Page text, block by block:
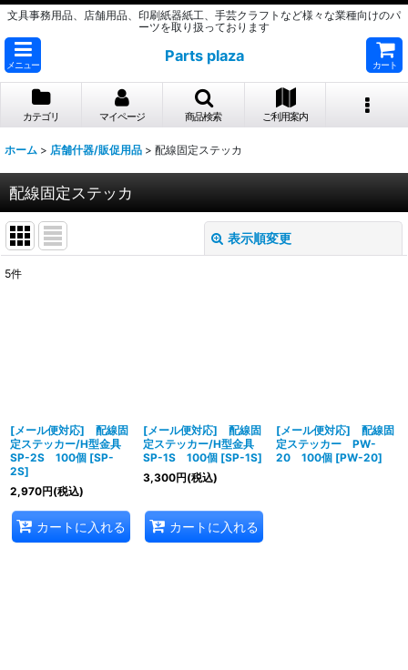
文具事務用品、店舗用品、印刷紙器紙工、手芸クラフトなど様々な業種向けのパ
ーツを取り扱っております
メニュー
Parts plaza
カート
カテゴリ マイページ 商品検索 ご利用案内
ホーム > 店舗什器/販促用品 > 配線固定ステッカ
配線固定ステッカ
表示順変更
5件
[メール便対応] 配線固
定ステッカー/H型金具
SP-2S 100個 [SP-
2S]
2,970円(税込)
カートに入れる
[メール便対応] 配線固
定ステッカー/H型金具
SP-1S 100個 [SP-1S]
3,300円(税込)
カートに入れる
[メール便対応] 配線固
定ステッカー PW-
20 100個 [PW-20]